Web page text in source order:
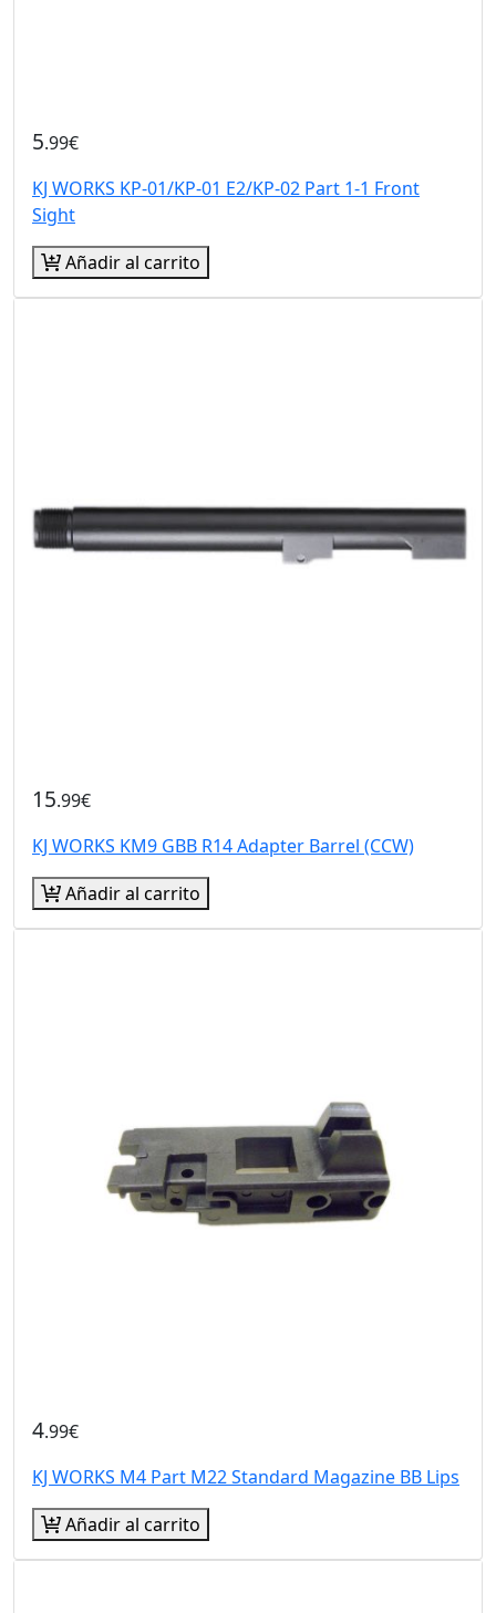
5.99€
KJ WORKS KP-01/KP-01 E2/KP-02 Part 1-1 Front
Sight
Añadir al carrito
15.99€
KJ WORKS KM9 GBB R14 Adapter Barrel (CCW)
Añadir al carrito
4.99€
KJ WORKS M4 Part M22 Standard Magazine BB Lips
Añadir al carrito